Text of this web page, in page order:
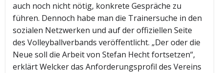
auch noch nicht nötig, konkrete Gespräche zu
führen. Dennoch habe man die Trainersuche in den
sozialen Netzwerken und auf der offiziellen Seite
des Volleyballverbands veröffentlicht. „Der oder die
Neue soll die Arbeit von Stefan Hecht fortsetzen“,
erklärt Welcker das Anforderungsprofil des Vereins